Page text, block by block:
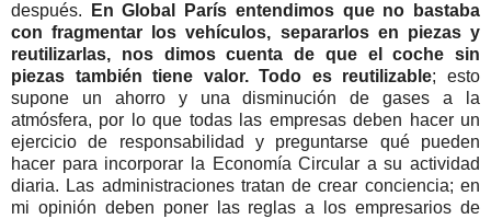
después.
En Global París entendimos que no bastaba
con fragmentar los vehículos, separarlos en piezas y
reutilizarlas, nos dimos cuenta de que el coche sin
piezas también tiene valor. Todo es reutilizable; esto
supone un ahorro y una disminución de gases a la
atmósfera, por lo que todas las empresas deben hacer un
ejercicio de responsabilidad y preguntarse qué pueden
hacer para incorporar la Economía Circular a su actividad
diaria. Las administraciones tratan de crear conciencia; en
mi opinión deben poner las reglas a los empresarios de